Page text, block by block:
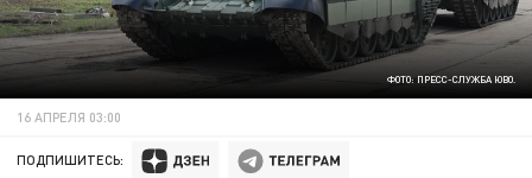
ФОТО: ПРЕСС-СЛУЖБА ЮВО.
16 АПРЕЛЯ 03:00
ПОДПИШИТЕСЬ: